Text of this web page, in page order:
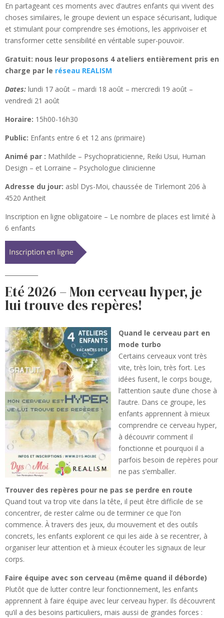
En partageant ces moments avec d’autres enfants qui vivent des
choses similaires, le groupe devient un espace sécurisant, ludique
et stimulant pour comprendre ses émotions, les apprivoiser et
transformer cette sensibilité en véritable super-pouvoir.
Gratuit: nous leur proposons 4 ateliers entièrement pris en
charge par le réseau REALISM
Dates: lundi 17 août – mardi 18 août – mercredi 19 août –
vendredi 21 août
Horaire: 15h00-16h30
Public: Enfants entre 6 et 12 ans (primaire)
Animé par : Mathilde – Psychopraticienne, Reiki Usui, Human
Design – et Lorraine – Psychologue clinicienne
Adresse du jour: asbl Dys-Moi, chaussée de Tirlemont 206 à
4520 Antheit
Inscription en ligne obligatoire – Le nombre de places est limité à
6 enfants
Eté 2026 – Mon cerveau hyper, je
lui trouve des repères!
Quand le cerveau part en
mode turbo
Certains cerveaux vont très
vite, très loin, très fort. Les
idées fusent, le corps bouge,
l’attention saute d’une chose à
l’autre. Dans ce groupe, les
enfants apprennent à mieux
comprendre ce cerveau hyper,
à découvrir comment il
fonctionne et pourquoi il a
parfois besoin de repères pour
ne pas s’emballer.
Trouver des repères pour ne pas se perdre en route
Quand tout va trop vite dans la tête, il peut être difficile de se
concentrer, de rester calme ou de terminer ce que l’on
commence. À travers des jeux, du mouvement et des outils
concrets, les enfants explorent ce qui les aide à se recentrer, à
organiser leur attention et à mieux écouter les signaux de leur
corps.
Faire équipe avec son cerveau (même quand il déborde)
Plutôt que de lutter contre leur fonctionnement, les enfants
apprennent à faire équipe avec leur cerveau hyper. Ils découvrent
qu’il a des besoins particuliers, mais aussi de grandes forces :